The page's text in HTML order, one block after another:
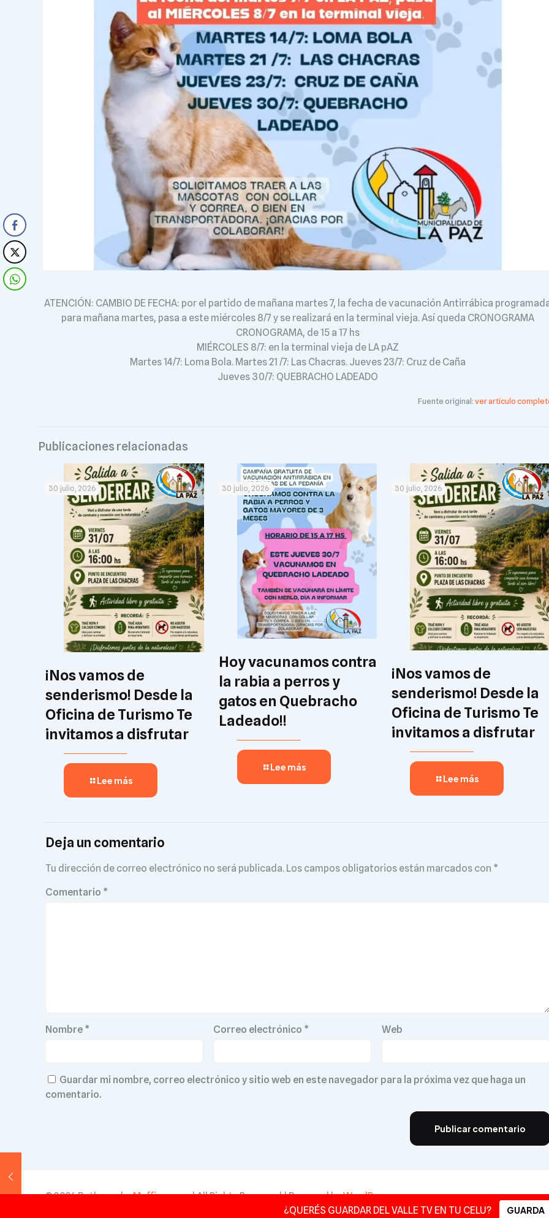
ATENCIÓN: CAMBIO DE FECHA: por el partido de mañana martes 7, la fecha de vacunación Antirrábica
para mañana martes, pasa a este miércoles 8/7 y se realizará en la terminal vieja. Así queda CRONOGRAMA
CRONOGRAMA, de 15 a 17 hs
MIÉRCOLES 8/7: en la terminal vieja de LA pAZ
Martes 14/7: Loma Bola. Martes 21 /7: Las Chacras. Jueves 23/7: Cruz de Caña
Jueves 30/7: QUEBRACHO LADEADO
Fuente original:ver artículo
Publicaciones relacionadas
30 julio, 2026
¡Nos vamos de
senderismo! Desde la
Oficina de Turismo Te
invitamos a disfrutar
Lee más
30 julio, 2026
Hoy vacunamos contra
la rabia a perros y
gatos en Quebracho
Ladeado!!
Lee más
30 julio, 2026
¡Nos vamos de
senderismo! Desde la
Oficina de Turismo Te
invitamos a disfrutar
Lee más
Deja un comentario
Tu dirección de correo electrónico no será publicada. Los campos obligatorios están marcados con *
Comentario *
Nombre * Correo electrónico * Web
Guardar mi nombre, correo electrónico y sitio web en este navegador para la próxima vez que haga un
comentario.
© 2026 Betheme byMuffin group| All Rights Reserved | Powered byWordPress
¿QUERÉS GUARDAR DEL VALLE TV EN TU CELU?
GUARDA